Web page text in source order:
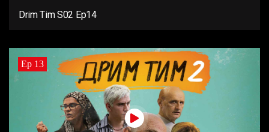
Drim Tim S02 Ep14
Ep 13